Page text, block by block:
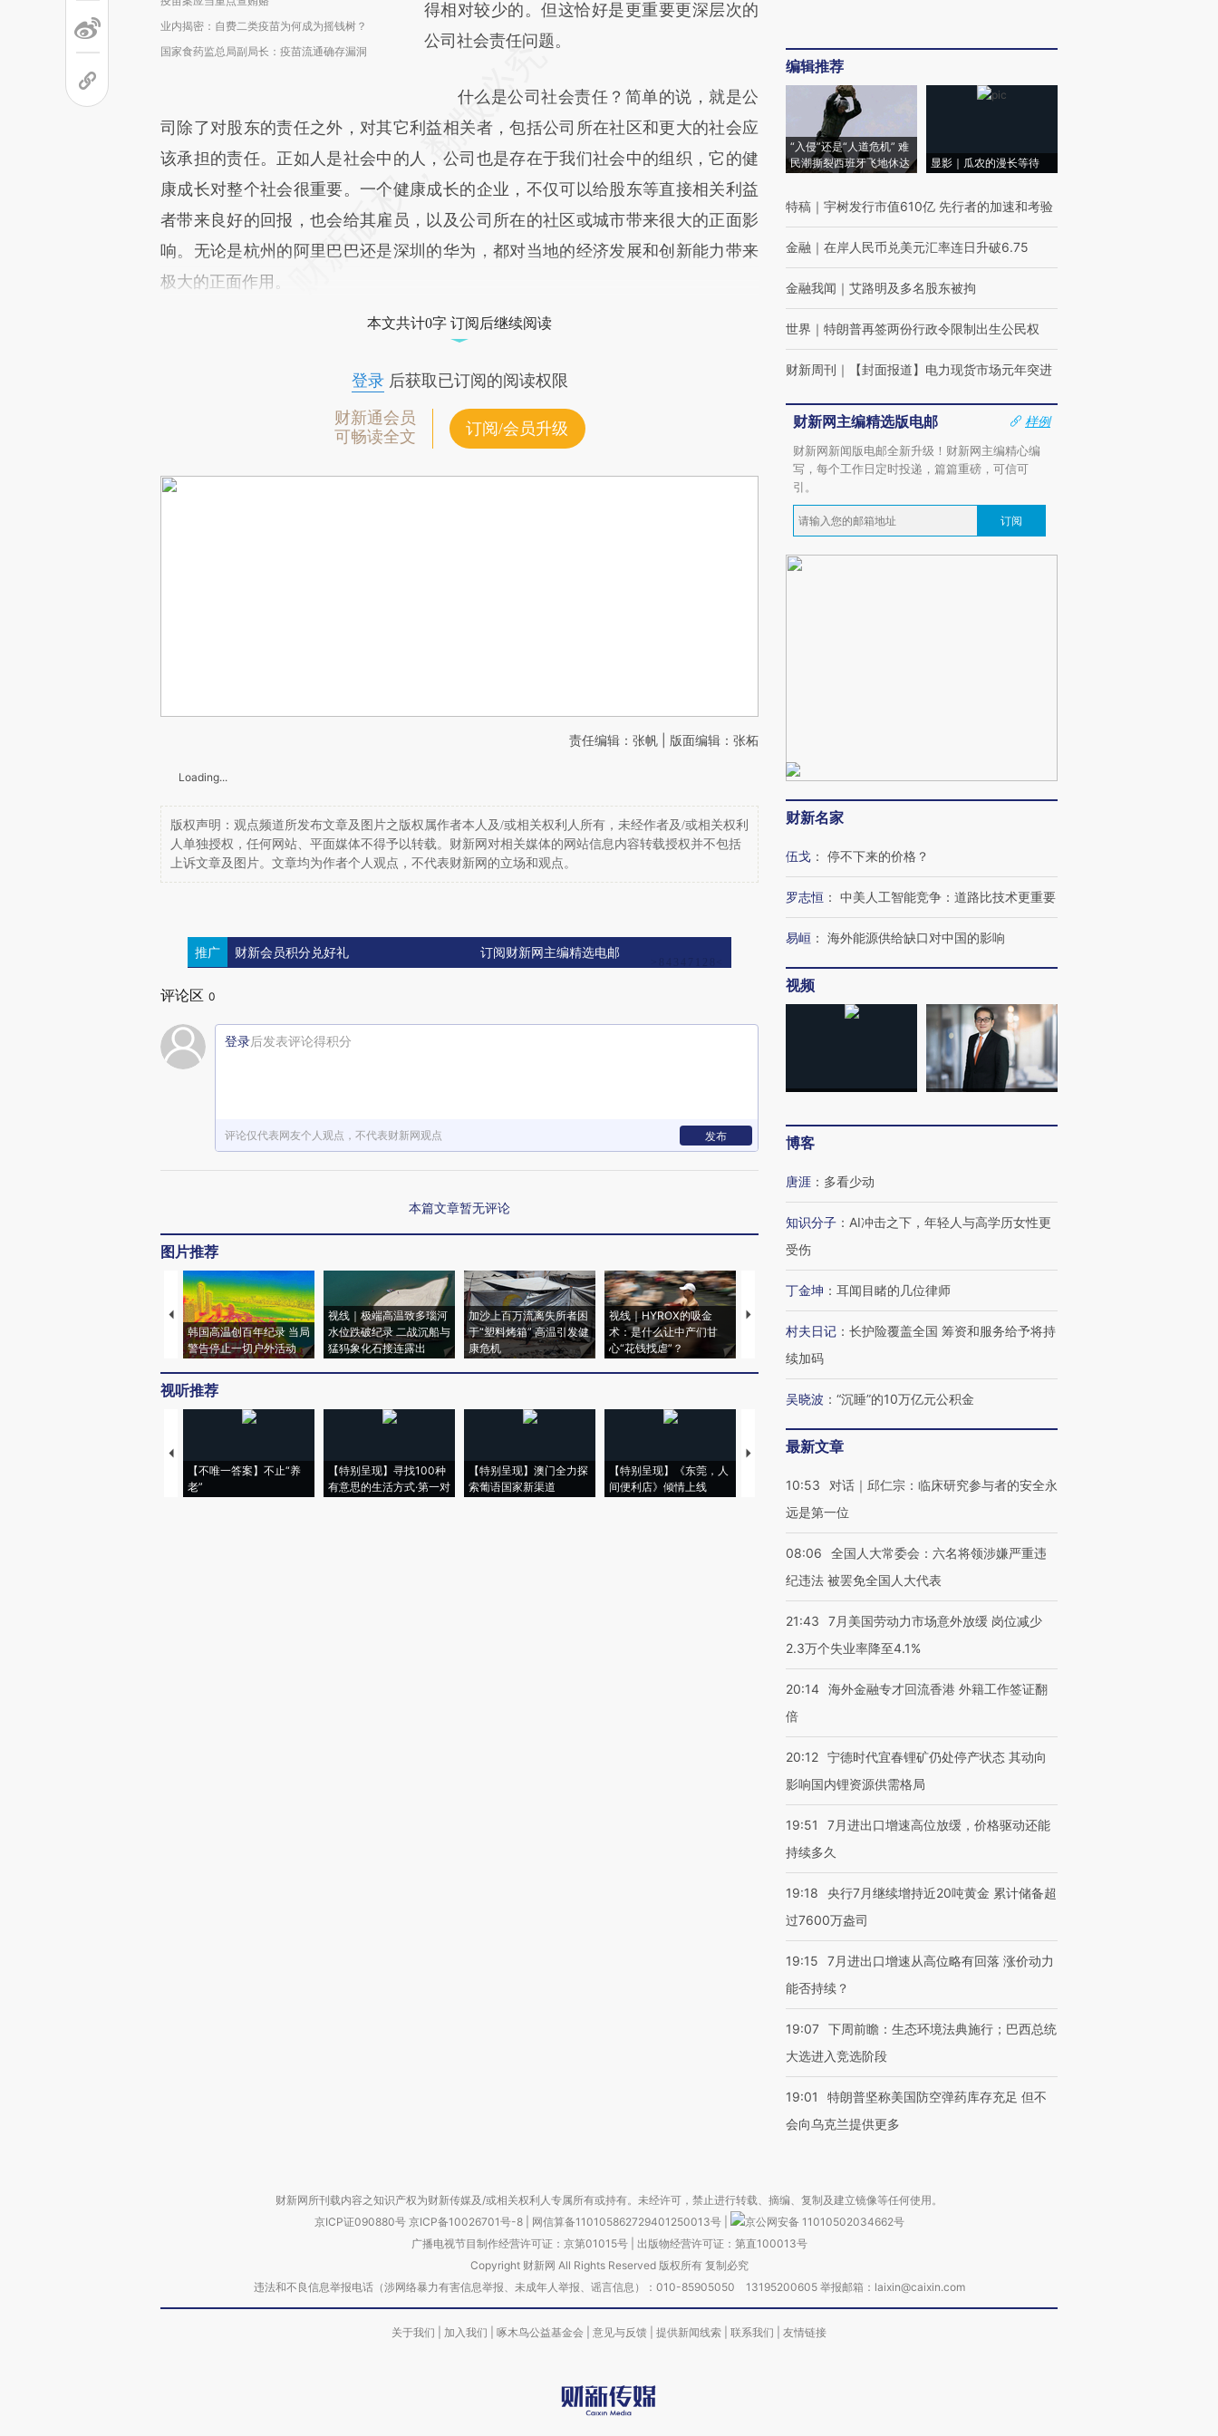
业内揭密：自费二类疫苗为何成为摇钱树？
国家食药监总局副局长：疫苗流通确存漏洞
得相对较少的。但这恰好是更重要更深层次的
公司社会责任问题。
什么是公司社会责任？简单的说，就是公
司除了对股东的责任之外，对其它利益相关者，包括公司所在社区和更大的社会应
该承担的责任。正如人是社会中的人，公司也是存在于我们社会中的组织，它的健
康成长对整个社会很重要。一个健康成长的企业，不仅可以给股东等直接相关利益
者带来良好的回报，也会给其雇员，以及公司所在的社区或城市带来很大的正面影
响。无论是杭州的阿里巴巴还是深圳的华为，都对当地的经济发展和创新能力带来
极大的正面作用。
本文共计0字 订阅后继续阅读
登录后获取已订阅的阅读权限
财新通会员
可畅读全文
订阅/会员升级
责任编辑：张帆 | 版面编辑：张柘
Loading...
版权声明：观点频道所发布文章及图片之版权属作者本人及/或相关权利人所有，未经作者及/或相关权利
人单独授权，任何网站、平面媒体不得予以转载。财新网对相关媒体的网站信息内容转载授权并不包括
上诉文章及图片。文章均为作者个人观点，不代表财新网的立场和观点。
推广 财新会员积分兑好礼 订阅财新网主编精选电邮
评论区 0
登录后发表评论得积分
评论仅代表网友个人观点，不代表财新网观点 发布
本篇文章暂无评论
图片推荐
韩国高温创百年纪录 当局
警告停止一切户外活动
视线｜极端高温致多瑙河
水位跌破纪录 二战沉船与
猛犸象化石接连露出
加沙上百万流离失所者困
于“塑料烤箱” 高温引发健
康危机
视线｜HYROX的吸金
术：是什么让中产们甘
心“花钱找虐”？
马航飞行员跨国走私7万
粒摇头丸 尿检体内含3种
视线｜被称为“蟑螂”的印
度Z世代 用街头抗争将教
视线｜“入侵”还是“人道危
机”？难民潮撕裂西班牙
视听推荐
【不唯一答案】不止“养
老”
【特别呈现】寻找100种
有意思的生活方式·第一对
【特别呈现】澳门全力探
索葡语国家新渠道
【特别呈现】《东莞，人
间便利店》倾情上线
【推广】走进第四届链博
有意思的生活方式·第三对
住三大增长引擎是什么？
编辑推荐
“入侵”还是“人道危机” 难
民潮撕裂西班牙飞地休达
显影｜瓜农的漫长等待
特稿 ｜ 宇树发行市值610亿 先行者的加速和考验
金融 ｜ 在岸人民币兑美元汇率连日升破6.75
金融我闻 ｜ 艾路明及多名股东被拘
世界 ｜ 特朗普再签两份行政令限制出生公民权
财新周刊 ｜ 【封面报道】电力现货市场元年突进
财新网主编精选版电邮
样例
财新网新闻版电邮全新升级！财新网主编精心编
写，每个工作日定时投递，篇篇重磅，可信可
引。
订阅
财新名家
伍戈 ： 停不下来的价格？
罗志恒 ： 中美人工智能竞争：道路比技术更重要
易峘 ： 海外能源供给缺口对中国的影响
视频
博客
唐涯 ： 多看少动
知识分子 ： AI冲击之下，年轻人与高学历女性更
受伤
丁金坤 ： 耳闻目睹的几位律师
村夫日记 ： 长护险覆盖全国 筹资和服务给予将持
续加码
吴晓波 ： “沉睡”的10万亿元公积金
最新文章
10:53
对话｜邱仁宗：临床研究参与者的安全永
远是第一位
08:06
全国人大常委会：六名将领涉嫌严重违
纪违法 被罢免全国人大代表
21:43
7月美国劳动力市场意外放缓 岗位减少
2.3万个失业率降至4.1%
20:14 海外金融专才回流香港 外籍工作签证翻
倍
20:12 宁德时代宜春锂矿仍处停产状态 其动向
影响国内锂资源供需格局
19:51
7月进出口增速高位放缓，价格驱动还能
持续多久
19:18
央行7月继续增持近20吨黄金 累计储备超
过7600万盎司
19:15
7月进出口增速从高位略有回落 涨价动力
能否持续？
19:07 下周前瞻：生态环境法典施行；巴西总统
大选进入竞选阶段
19:01
特朗普坚称美国防空弹药库存充足 但不
会向乌克兰提供更多
财新网所刊载内容之知识产权为财新传媒及/或相关权利人专属所有或持有。未经许可，禁止进行转载、摘编、复制及建立镜像等任何使用。
京ICP证090880号 京ICP备10026701号-8 网信算备110105862729401250013号
京公网安备 11010502034662号
广播电视节目制作经营许可证：京第01015号| 出版物经营许可证：第直100013号
Copyright 财新网 All Rights Reserved 版权所有 复制必究
违法和不良信息举报电话（涉网络暴力有害信息举报、未成年人举报、谣言信息）：010-85905050 13195200605 举报邮箱：laixin@caixin.com
关于我们 加入我们 啄木鸟公益基金会 意见与反馈 提供新闻线索 联系我们 友情链接